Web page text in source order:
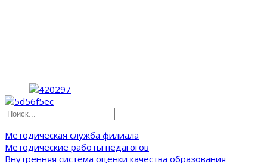
Методическая служба филиала
Методические работы педагогов
Внутренняя система оценки качества образования